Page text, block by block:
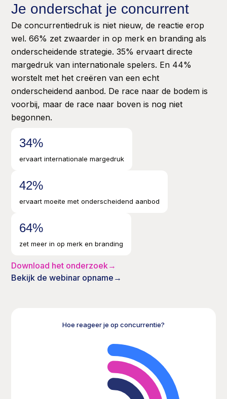
Hoe reageer je op concurrentie?
Je onderschat je concurrent
De concurrentiedruk is niet nieuw, de reactie erop
wel. 66% zet zwaarder in op merk en branding als
onderscheidende strategie. 35% ervaart directe
margedruk van internationale spelers. En 44%
worstelt met het creëren van een echt
onderscheidend aanbod. De race naar de bodem is
voorbij, maar de race naar boven is nog niet
begonnen.
35%
ervaart internationale margedruk
43%
ervaart moeite met onderscheidend aanbod
65%
zet meer in op merk en branding
Download het onderzoek →
Bekijk de webinar opname →